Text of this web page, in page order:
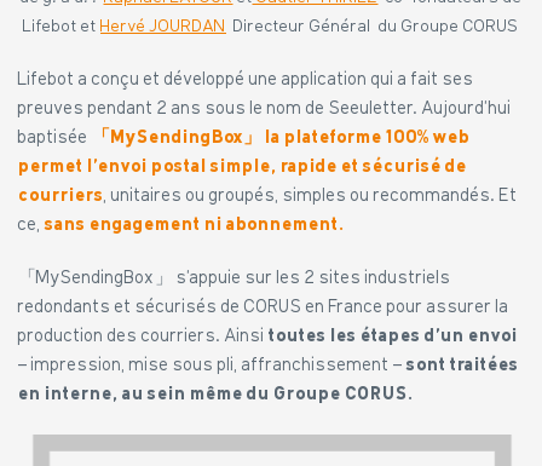
Lifebot et Hervé JOURDAN Directeur Général du Groupe CORUS
Lifebot a conçu et développé une application qui a fait ses
preuves pendant 2 ans sous le nom de Seeuletter. Aujourd’hui
baptisée
「MySendingBox」 la plateforme 100% web
permet l’envoi postal simple, rapide et sécurisé de
courriers, unitaires ou groupés, simples ou recommandés. Et
ce,sans engagement ni abonnement.
「MySendingBox」 s’appuie sur les 2 sites industriels
redondants et sécurisés de CORUS en France pour assurer la
production des courriers. Ainsi toutes les étapes d’un envoi
– impression, mise sous pli, affranchissement – sont traitées
en interne, au sein même du Groupe CORUS.